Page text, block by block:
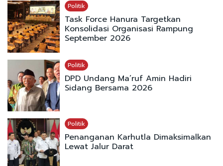
Politik
Task Force Hanura Targetkan
Konsolidasi Organisasi Rampung
September 2026
Politik
DPD Undang Ma’ruf Amin Hadiri
Sidang Bersama 2026
Politik
Penanganan Karhutla Dimaksimalkan
Lewat Jalur Darat